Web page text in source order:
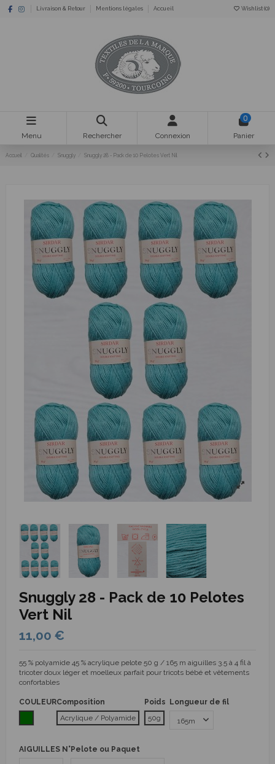
Livraison & Retour Mentions légales Accueil Wishlist (0)
Menu Rechercher Connexion
0
Panier
Accueil Qualités Snuggly Snuggly 28 - Pack de 10 Pelotes Vert Nil
Snuggly 28 - Pack de 10 Pelotes
Vert Nil
11,00 €
55 % polyamide 45 % acrylique pelote 50 g / 165 m aiguilles 3.5 à 4 fil à
tricoter doux léger et moelleux parfait pour tricots bébé et vêtements
confortables
COULEURComposition
Acrylique / Polyamide
Poids
50g
Longueur de fil
AIGUILLES N°Pelote ou Paquet